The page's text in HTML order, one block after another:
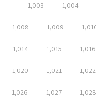
1,003 1,004
1,008 1,009
1,014 1,015 1,016
1,020 1,021 1,022
1,026 1,027 1,028